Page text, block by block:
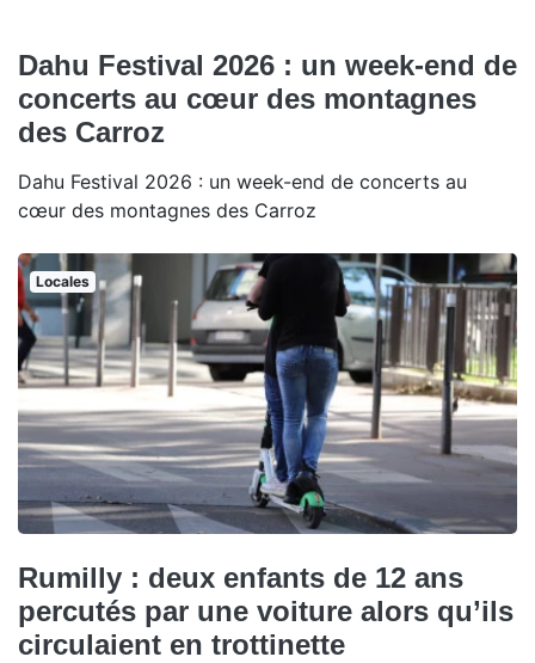
Dahu Festival 2026 : un week-end de
concerts au cœur des montagnes
des Carroz
Dahu Festival 2026 : un week-end de concerts au
cœur des montagnes des Carroz
Locales
Rumilly : deux enfants de 12 ans
percutés par une voiture alors qu’ils
circulaient en trottinette